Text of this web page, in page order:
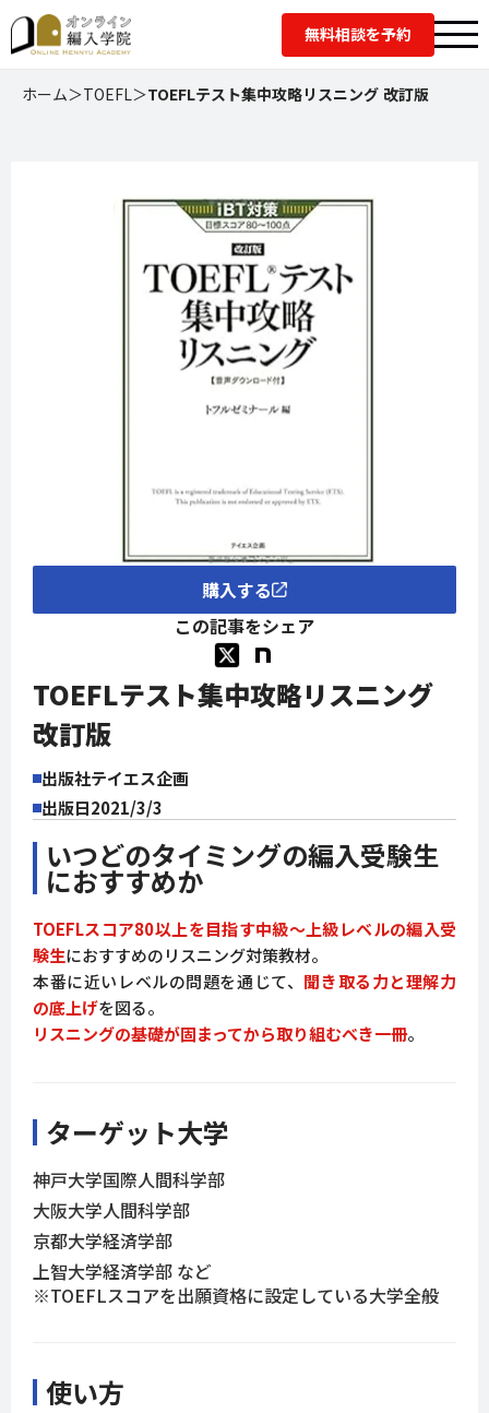
無料相談を予約
ホーム＞TOEFL＞TOEFLテスト集中攻略リスニング 改訂版
購入する
この記事をシェア
TOEFLテスト集中攻略リスニング
改訂版
出版社テイエス企画
出版日2021/3/3
いつどのタイミングの編入受験生
におすすめか
TOEFLスコア80以上を目指す中級〜上級レベルの編入受
験生におすすめのリスニング対策教材。
本番に近いレベルの問題を通じて、 聞き取る力と理解力
の底上げを図る。
リスニングの基礎が固まってから取り組むべき一冊。
ターゲット大学
神戸大学国際人間科学部
大阪大学人間科学部
京都大学経済学部
上智大学経済学部 など
※TOEFLスコアを出願資格に設定している大学全般
使い方